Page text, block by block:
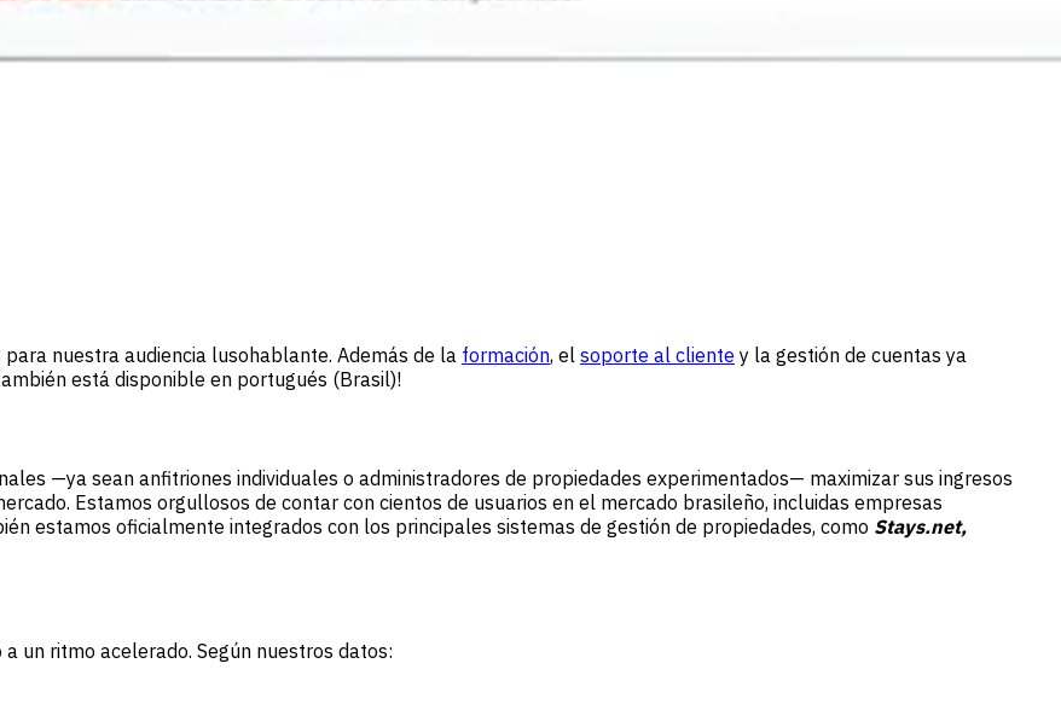
nuestra audiencia lusohablante. Además de la formación, el soporte al cliente y la gestión de cuentas ya
está disponible en portugués (Brasil)!
—ya sean anfitriones individuales o administradores de propiedades experimentados— maximizar sus ingresos
Estamos orgullosos de contar con cientos de usuarios en el mercado brasileño, incluidas empresas
estamos oficialmente integrados con los principales sistemas de gestión de propiedades, como Stays.net,
un ritmo acelerado. Según nuestros datos: